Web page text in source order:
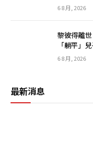
6 8 月, 2026
黎彼得離
「躺平」
6 8 月, 2026
最新消息